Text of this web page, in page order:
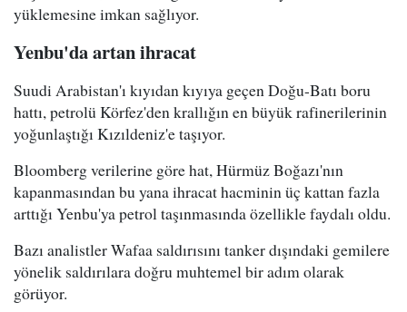
yüklemesine imkan sağlıyor.
Yenbu'da artan ihracat
Suudi Arabistan'ı kıyıdan kıyıya geçen Doğu-Batı boru
hattı, petrolü Körfez'den krallığın en büyük rafinerilerinin
yoğunlaştığı Kızıldeniz'e taşıyor.
Bloomberg verilerine göre hat, Hürmüz Boğazı'nın
kapanmasından bu yana ihracat hacminin üç kattan fazla
arttığı Yenbu'ya petrol taşınmasında özellikle faydalı oldu.
Bazı analistler Wafaa saldırısını tanker dışındaki gemilere
yönelik saldırılara doğru muhtemel bir adım olarak
görüyor.